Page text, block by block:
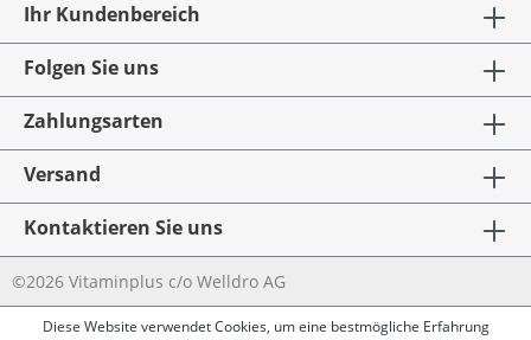
Ihr Kundenbereich
Folgen Sie uns
Zahlungsarten
Versand
Kontaktieren Sie uns
©2026 Vitaminplus c/o Welldro AG
Diese Website verwendet Cookies, um eine bestmögliche Erfahrung